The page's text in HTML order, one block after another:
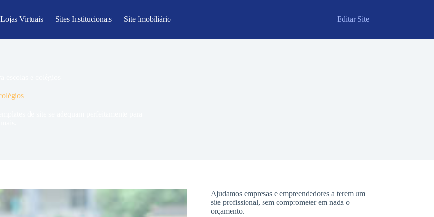
Lojas Virtuais Sites Institucionais Site Imobiliário Editar Site
Ajudamos empresas e empreendedores a terem um
site profissional, sem comprometer em nada o
orçamento.